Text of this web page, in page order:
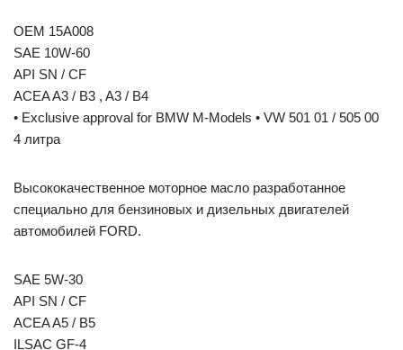
OEM 15A008
SAE 10W-60
API SN / CF
ACEA A3 / B3 , A3 / B4
• Exclusive approval for BMW M-Models • VW 501 01 / 505 00
4 литра
Высококачественное моторное масло разработанное
специально для бензиновых и дизельных двигателей
автомобилей FORD.
SAE 5W-30
API SN / CF
ACEA A5 / B5
ILSAC GF-4